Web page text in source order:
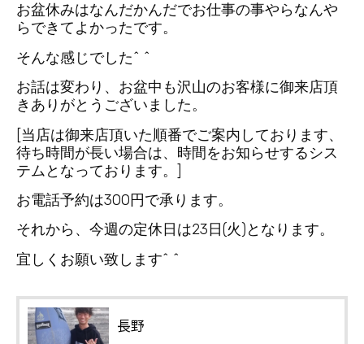
お盆休みはなんだかんだでお仕事の事やらなんや
らできてよかったです。
そんな感じでした^ ^
お話は変わり、お盆中も沢山のお客様に御来店頂
きありがとうございました。
[当店は御来店頂いた順番でご案内しております、
待ち時間が長い場合は、時間をお知らせするシス
テムとなっております。]
お電話予約は300円で承ります。
それから、今週の定休日は23日(火)となります。
宜しくお願い致します^ ^
長野